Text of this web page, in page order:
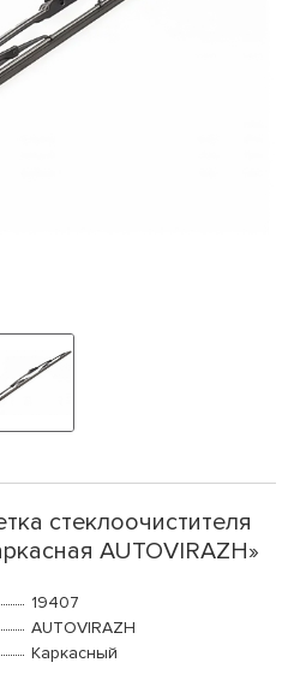
стеклоочистителя
AUTOVIRAZH»
19407
AUTOVIRAZH
Каркасный